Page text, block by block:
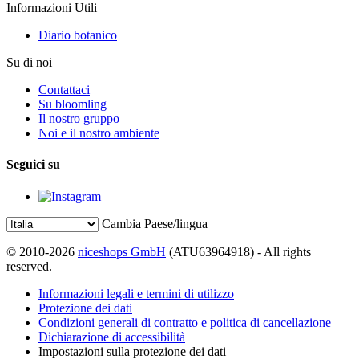
Informazioni Utili
Diario botanico
Su di noi
Contattaci
Su bloomling
Il nostro gruppo
Noi e il nostro ambiente
Seguici su
Cambia Paese/lingua
© 2010-2026 niceshops GmbH (ATU63964918) - All rights
reserved.
Informazioni legali e termini di utilizzo
Protezione dei dati
Condizioni generali di contratto e politica di cancellazione
Dichiarazione di accessibilità
Impostazioni sulla protezione dei dati